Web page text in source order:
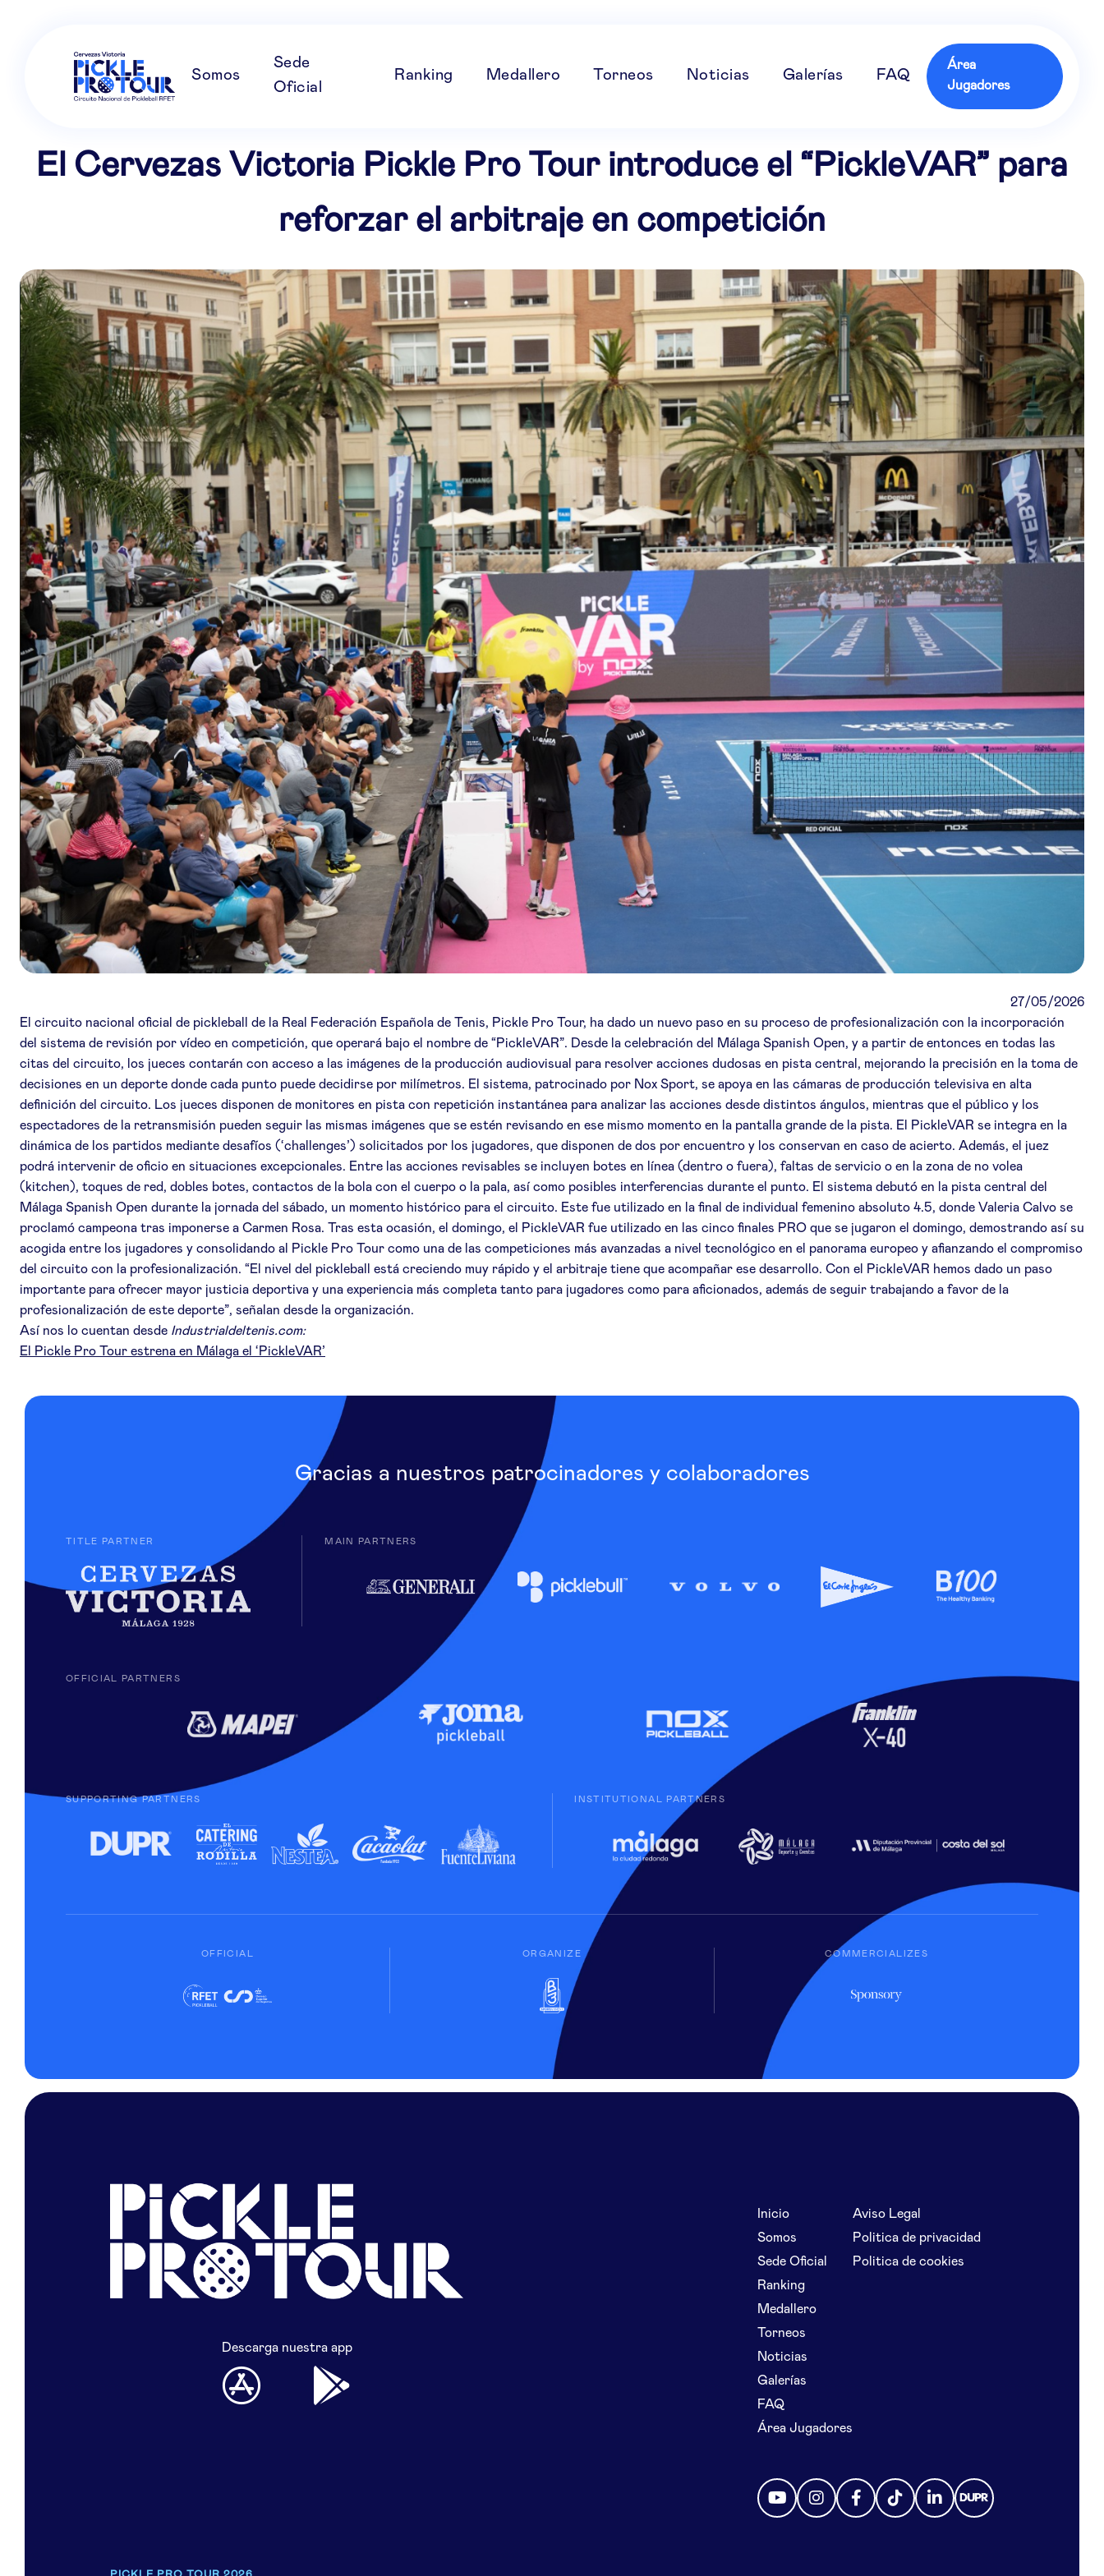
Somos
Sede
Oficial
Ranking Medallero Torneos Noticias Galerías FAQ
Área
Jugadores
El Cervezas Victoria Pickle Pro Tour introduce el “PickleVAR” para
reforzar el arbitraje en competición
27/05/2026
El circuito nacional oficial de pickleball de la Real Federación Española de Tenis, Pickle Pro Tour, ha dado un nuevo paso en su proceso de profesionalización con la incorporación
del sistema de revisión por vídeo en competición, que operará bajo el nombre de “PickleVAR”. Desde la celebración del Málaga Spanish Open, y a partir de entonces en todas las
citas del circuito, los jueces contarán con acceso a las imágenes de la producción audiovisual para resolver acciones dudosas en pista central, mejorando la precisión en la toma de
decisiones en un deporte donde cada punto puede decidirse por milímetros. El sistema, patrocinado por Nox Sport, se apoya en las cámaras de producción televisiva en alta
definición del circuito. Los jueces disponen de monitores en pista con repetición instantánea para analizar las acciones desde distintos ángulos, mientras que el público y los
espectadores de la retransmisión pueden seguir las mismas imágenes que se estén revisando en ese mismo momento en la pantalla grande de la pista. El PickleVAR se integra en la
dinámica de los partidos mediante desafíos (‘challenges’) solicitados por los jugadores, que disponen de dos por encuentro y los conservan en caso de acierto. Además, el juez
podrá intervenir de oficio en situaciones excepcionales. Entre las acciones revisables se incluyen botes en línea (dentro o fuera), faltas de servicio o en la zona de no volea
(kitchen), toques de red, dobles botes, contactos de la bola con el cuerpo o la pala, así como posibles interferencias durante el punto. El sistema debutó en la pista central del
Málaga Spanish Open durante la jornada del sábado, un momento histórico para el circuito. Este fue utilizado en la final de individual femenino absoluto 4.5, donde Valeria Calvo se
proclamó campeona tras imponerse a Carmen Rosa. Tras esta ocasión, el domingo, el PickleVAR fue utilizado en las cinco finales PRO que se jugaron el domingo, demostrando así su
acogida entre los jugadores y consolidando al Pickle Pro Tour como una de las competiciones más avanzadas a nivel tecnológico en el panorama europeo y afianzando el compromiso
del circuito con la profesionalización. “El nivel del pickleball está creciendo muy rápido y el arbitraje tiene que acompañar ese desarrollo. Con el PickleVAR hemos dado un paso
importante para ofrecer mayor justicia deportiva y una experiencia más completa tanto para jugadores como para aficionados, además de seguir trabajando a favor de la
profesionalización de este deporte”, señalan desde la organización.
Así nos lo cuentan desde Industrialdeltenis.com:
El Pickle Pro Tour estrena en Málaga el ‘PickleVAR’
Gracias a nuestros patrocinadores y colaboradores
TITLE PARTNER MAIN PARTNERS
OFFICIAL PARTNERS
SUPPORTING PARTNERS INSTITUTIONAL PARTNERS
OFFICIAL ORGANIZE COMMERCIALIZES
Descarga nuestra app
Inicio
Somos
Sede Oficial
Ranking
Medallero
Torneos
Noticias
Galerías
FAQ
Área Jugadores
Aviso Legal
Politica de privacidad
Politica de cookies